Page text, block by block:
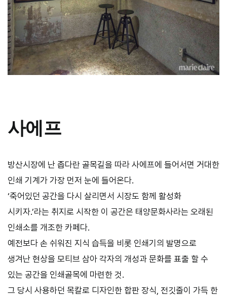
사에프
방산시장에 난 좁다란 골목길을 따라 사에프에 들어서면 거대한
인쇄 기계가 가장 먼저 눈에 들어온다.
‘죽어있던 공간을 다시 살리면서 시장도 함께 활성화
시키자.’라는 취지로 시작한 이 공간은 태양문화사라는 오래된
인쇄소를 개조한 카페다.
예전보다 손 쉬워진 지식 습득을 비롯 인쇄기의 발명으로
생겨난 현상을 모티브 삼아 각자의 개성과 문화를 표출 할 수
있는 공간을 인쇄골목에 마련한 것.
그 당시 사용하던 목칼로 디자인한 합판 장식, 전깃줄이 가득 한